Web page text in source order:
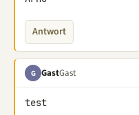
Antwort
G GastGast
test